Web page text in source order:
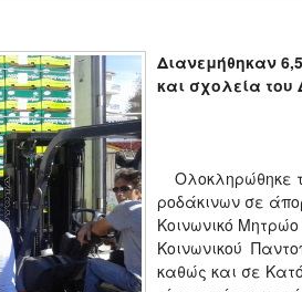
Διανεμήθηκαν
και σχολεία
Ολοκληρώθηκε
ροδάκινων σε
Κοινωνικό
Κοινωνικού
καθώς και σε